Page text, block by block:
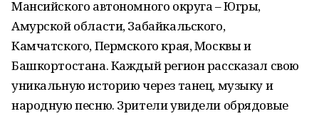
Мансийского автономного округа – Югры,
Амурской области, Забайкальского,
Камчатского, Пермского края, Москвы и
Башкортостана. Каждый регион рассказал свою
уникальную историю через танец, музыку и
народную песню. Зрители увидели обрядовые